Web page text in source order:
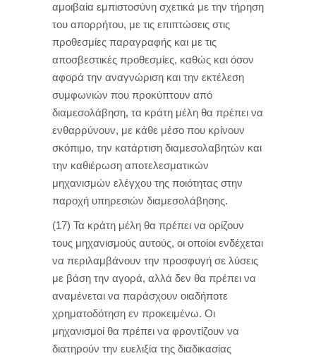
αμοιβαία εμπιστοσύνη σχετικά με την τήρηση
του απορρήτου, με τις επιπτώσεις στις
προθεσμίες παραγραφής και με τις
αποσβεστικές προθεσμίες, καθώς και όσον
αφορά την αναγνώριση και την εκτέλεση
συμφωνιών που προκύπτουν από
διαμεσολάβηση, τα κράτη μέλη θα πρέπει να
ενθαρρύνουν, με κάθε μέσο που κρίνουν
σκόπιμο, την κατάρτιση διαμεσολαβητών και
την καθιέρωση αποτελεσματικών
μηχανισμών ελέγχου της ποιότητας στην
παροχή υπηρεσιών διαμεσολάβησης.
(17) Τα κράτη μέλη θα πρέπει να ορίζουν
τους μηχανισμούς αυτούς, οι οποίοι ενδέχεται
να περιλαμβάνουν την προσφυγή σε λύσεις
με βάση την αγορά, αλλά δεν θα πρέπει να
αναμένεται να παράσχουν οιαδήποτε
χρηματοδότηση εν προκειμένω. Οι
μηχανισμοί θα πρέπει να φροντίζουν να
διατηρούν την ευελιξία της διαδικασίας